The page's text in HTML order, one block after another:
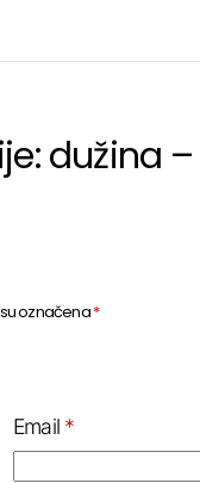
dužina –
označena*
Email *